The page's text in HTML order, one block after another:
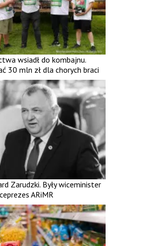
wsiadł do kombajnu.
30 mln zł dla chorych braci
Zarudzki. Były wiceminister
ARiMR